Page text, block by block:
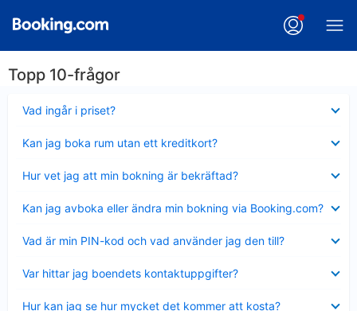
Topp 10-frågor
Vad ingår i priset?
mindre
Kan jag boka rum utan ett kreditkort?
mindre
Hur vet jag att min bokning är bekräftad?
mindre
Kan jag avboka eller ändra min bokning via Booking.com?
mindre
Vad är min PIN-kod och vad använder jag den till?
mindre
Var hittar jag boendets kontaktuppgifter?
mindre
Hur kan jag se hur mycket det kommer att kosta?